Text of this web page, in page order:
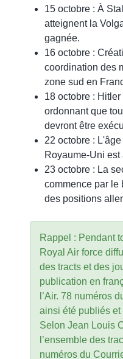
15 octobre : À
atteignent la
gagnée.
16 octobre :
coordination des
zone sud en
18 octobre :
ordonnant que
devront être
22 octobre :
Royaume-Uni
23 octobre : La
commence par le
des positions
Rappel : Pendant
Royal Air force
des tracts et des
publication en
l’Air. 78 numéros
ainsi été publiés
Selon Jean Louis
l’ensemble des
numéros du